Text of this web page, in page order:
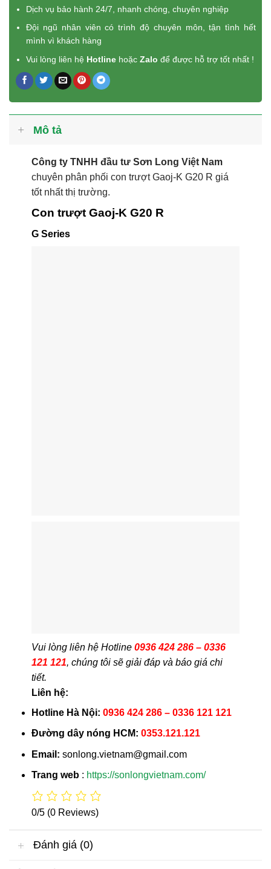
Dịch vụ bảo hành 24/7, nhanh chóng, chuyên nghiệp
Đội ngũ nhân viên có trình độ chuyên môn, tận tình hết
mình vì khách hàng
Vui lòng liên hệ Hotline hoặcZalo để được hỗ trợ tốt nhất !
Mô tả
Công ty TNHH đầu tư Sơn Long Việt Nam
chuyên phân phối con trượt Gaoj-K G20 R giá
tốt nhất thị trường.
Con trượt Gaoj-K G20 R
G Series
Vui lòng liên hệ Hotline 0936 424 286 – 0336
121 121, chúng tôi sẽ giải đáp và báo giá chi
tiết.
Liên hệ:
Hotline Hà Nội: 0936 424 286 – 0336 121 121
Đường dây nóng HCM: 0353.121.121
Email: sonlong.vietnam@gmail.com
Trang web: https://sonlongvietnam.com/
0/5 (0 Reviews)
Đánh giá (0)